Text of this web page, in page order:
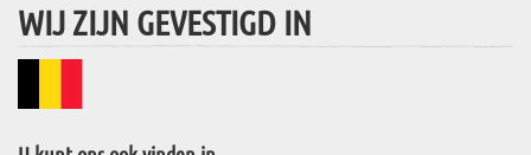
WIJ ZIJN GEVESTIGD IN